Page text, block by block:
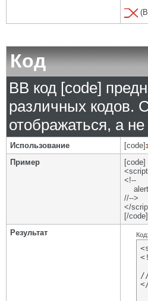
Код
BB код [code]
различных кодов.
отображаться, а
Использование [code]
Пример
[code]
<!--
//-->
</
[/code]
Результат
Код: